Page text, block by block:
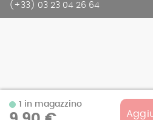
1 in magazzino
(+33) 03 23 04 26 64